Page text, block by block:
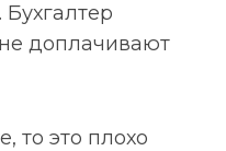
доплачивают
то это плохо